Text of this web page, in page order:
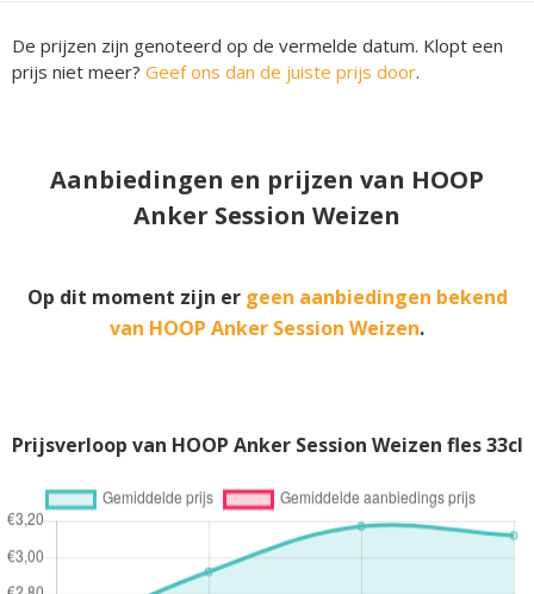
De prijzen zijn genoteerd op de vermelde datum. Klopt een
prijs niet meer? Geef ons dan de juiste prijs door.
Aanbiedingen en prijzen van HOOP
Anker Session Weizen
Op dit moment zijn er geen aanbiedingen bekend
van HOOP Anker Session Weizen.
Prijsverloop van HOOP Anker Session Weizen fles 33cl